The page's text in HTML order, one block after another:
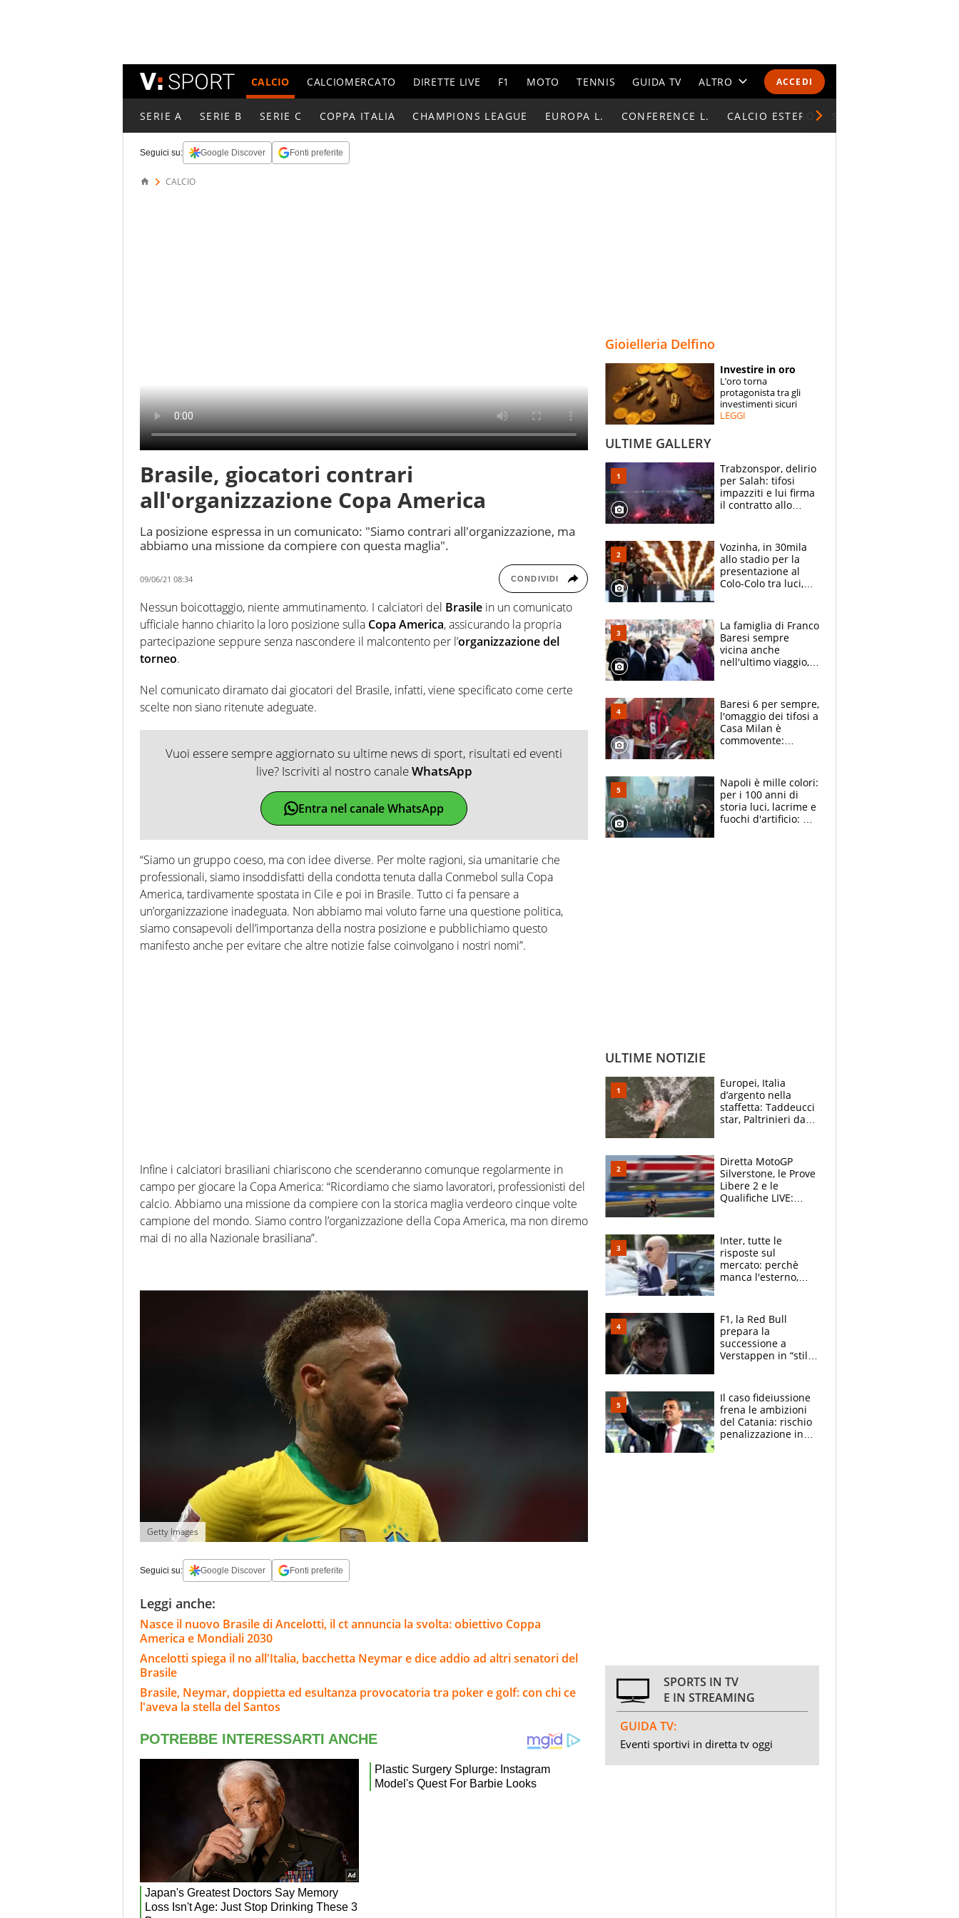
ACCEDI
CALCIO CALCIOMERCATO DIRETTE LIVE F1 MOTO TENNIS GUIDA TV ALTRO
CALENDARI E CLASSIFICHE
ESPERTI
CONTATTI
SERIE A SERIE B SERIE C COPPA ITALIA CHAMPIONS LEAGUE EUROPA L. CONFERENCE L. CALCIO ESTERO
Seguici su: Google Discover Fonti preferite
CALCIO
Brasile, giocatori contrari
all'organizzazione Copa America
La posizione espressa in un comunicato: "Siamo contrari all'organizzazione, ma
abbiamo una missione da compiere con questa maglia".
09/06/21 08:34 CONDIVIDI
Nessun boicottaggio, niente ammutinamento. I calciatori del Brasile in un comunicato
ufficiale hanno chiarito la loro posizione sulla Copa America, assicurando la propria
partecipazione seppure senza nascondere il malcontento per l’organizzazione del
torneo.
Nel comunicato diramato dai giocatori del Brasile, infatti, viene specificato come certe
scelte non siano ritenute adeguate.
Vuoi essere sempre aggiornato su ultime news di sport, risultati ed eventi
live? Iscriviti al nostro canaleWhatsApp
Entra nel canale WhatsApp
“Siamo un gruppo coeso, ma con idee diverse. Per molte ragioni, sia umanitarie che
professionali, siamo insoddisfatti della condotta tenuta dalla Conmebol sulla Copa
America, tardivamente spostata in Cile e poi in Brasile. Tutto ci fa pensare a
un’organizzazione inadeguata. Non abbiamo mai voluto farne una questione politica,
siamo consapevoli dell’importanza della nostra posizione e pubblichiamo questo
manifesto anche per evitare che altre notizie false coinvolgano i nostri nomi”.
Infine i calciatori brasiliani chiariscono che scenderanno comunque regolarmente in
campo per giocare la Copa America: “Ricordiamo che siamo lavoratori, professionisti del
calcio. Abbiamo una missione da compiere con la storica maglia verdeoro cinque volte
campione del mondo. Siamo contro l’organizzazione della Copa America, ma non diremo
mai di no alla Nazionale brasiliana”.
Getty Images
Seguici su: Google Discover Fonti preferite
Leggi anche:
Nasce il nuovo Brasile di Ancelotti, il ct annuncia la svolta: obiettivo Coppa
America e Mondiali 2030
Ancelotti spiega il no all'Italia, bacchetta Neymar e dice addio ad altri senatori del
Brasile
Brasile, Neymar, doppietta ed esultanza provocatoria tra poker e golf: con chi ce
l'aveva la stella del Santos
Gioielleria Delfino
Investire in oro
L’oro torna
protagonista tra gli
investimenti sicuri
LEGGI
ULTIME GALLERY
Trabzonspor, delirio
per Salah: tifosi
impazziti e lui firma
il contratto allo
Vozinha, in 30mila
allo stadio per la
presentazione al
Colo-Colo tra luci,
La famiglia di Franco
Baresi sempre
vicina anche
nell'ultimo viaggio,
circondati
dall'affetto dei tifosi
Baresi 6 per sempre,
l'omaggio dei tifosi a
Casa Milan è
commovente:
bigliettini
Napoli è mille colori:
per i 100 anni di
storia luci, lacrime e
fuochi d'artificio: De
ULTIME NOTIZIE
Europei, Italia
d’argento nella
staffetta: Taddeucci
star, Paltrinieri da
Padre Pio
Diretta MotoGP
Silverstone, le Prove
Libere 2 e le
Qualifiche LIVE:
Inter, tutte le
risposte sul
mercato: perchè
manca l'esterno,
vero obiettivo di
Marotta
F1, la Red Bull
prepara la
successione a
Verstappen in “stile
attacco all’Italia
Il caso fideiussione
frena le ambizioni
del Catania: rischio
penalizzazione in
SPORTS IN TV
E IN STREAMING
GUIDA TV:
Eventi sportivi in diretta tv oggi